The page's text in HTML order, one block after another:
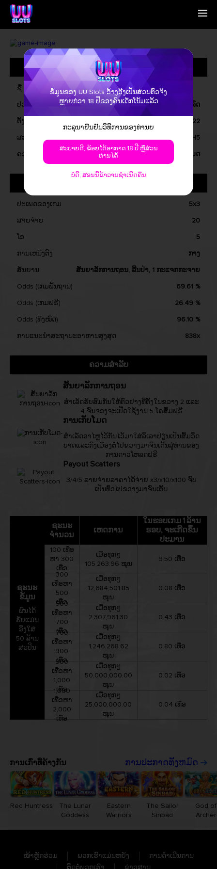
ພວກເຮົາແມ່ນຫຍັງ
ການດຳເນີນການ
ຂ່າວສານ
ຄຳຄົນນາມວິບັດ
Traditional Chinese
Bangladesh
Phillipines
Hindi
Indonesia
Korean
Laos
Malay
Burmese
Thai
Vietnam
ຂໍ້ມູນທົ່ວໄປ
ຊື່
ປະເພດຂອງເກມ ວິດີໂອສລົດ
ຕັ້ງລົດມາ ທີ່ມີນາທີ, 2022
ສະຫມັກ ວິນໂດຍ, iOS, ອັນດາວ, H5
ຄວາມສະແດງການດຳເນີນການ ການເກັບໂມດ
ປະເພດຂອງເກມ 5x3
ສາຍຈ່າຍ 20
ໂອ 5
ການເຫນັງຕີງ ກາງ
ສັນຍານ ສັນຍາລັກການຖອນ, ລີ້ນປ່າ, 1 ກະແຈກກະຈາຍ
Odds (ເກມພື້ນຖານ) 69.61 %
Odds (ເກມຟຣີ) 26.49 %
Odds (ທັງໝົດ) 96.10 %
ການແນະນຳສະຖານະອາຫານສູງສຸດ 838x
ຄວາມສຳລັບ
ສັນຍາລັກການຖອນ
ສຳເລັດຮັບສົມກັນໃຫ້ຕົວຢ່າງທີ່ຕັ້ງໃນຂວາງ 2 ແລະ
4 ຈົນຈອງຈະເປີດໃຊ້ງານ 5 ໂຄສົ້ມຟຣີ
ການເກັບໂມດ
ສຳເລັດອາໄຫຼໄວ້ກັນໄວ້ມາໃສ່ລິເລາປ່ຽນເປັນສົ້ມວິດ
ບາດແລະກົງເມືອງຕໍ່ໄປຂວາງມາຈົນເຕັ້ນສູ່ທ່ານຂອງ
ການດາວໂຫລດຟຣີ
Payout Scatters
3/4/5 ລາຍຈ່າຍລາຄາໄດ້ຈ່າຍ x3/x10/x100 ຈົບ
ເປັນທົ່ວໄປຂວາງມາຈົນເຕັ້ນ
ຊະນະ
ຂໍ້ມູນ
ຜົນໄດ້
ຮັບແມ່ນ
ອີງໃສ່
50 ລ້ານ
ສະປິນ
ຊະນະ
ຈຳນວນ
100 ເທື່ອ
ຫາ 300
ເທື່ອ
300
ເທື່ອຫາ
500
ເທື່ອ
500
ເທື່ອຫາ
700
ເທື່ອ
700
ເທື່ອຫາ
900
ເທື່ອ
900
ເທື່ອຫາ
1,000
ເທື່ອ
1,000
ເທື່ອຫາ
2,000
ເທື່ອ
ເຫດການ
ເມື່ອທຸກໆ
105,263.96 ໝຸນ
ເມື່ອທຸກໆ
12,684,501.85
ໝຸນ
ເມື່ອທຸກໆ
2,307,961.30
ໝຸນ
ເມື່ອທຸກໆ
1,246,268.62
ໝຸນ
ເມື່ອທຸກໆ
50,000,000.00
ໝຸນ
ເມື່ອທຸກໆ
25,000,000.00
ໝຸນ
ໃນຮອບເກມ 1 ລ້ານ
ຮອບ, ຈະເກີດຂຶ້ນ
ປະມານ
9.50 ເທື່ອ
0.08 ເທື່ອ
0.43 ເທື່ອ
0.80 ເທື່ອ
0.02 ເທື່ອ
0.04 ເທື່ອ
ການເກົ່າທີ່ຄ້າງກັນ ການປະກາດທັງຫມົດ
Red Huntress
The Lunar
Goddess
Eastern
Warriors
The Sailor
Sinbad
God of
Archer
ໜ້າຫຼັກຮ່ວມ ພວກເຮົາແມ່ນຫຍັງ
ການດຳເນີນການ
ຕິດຕໍ່ພວກເຮົາ
ຂ່າວສານ
ຂໍ້ມູນຂອງ UU Slots ອ້າງອີງເປັນສ່ວນຕົວຈິງ
ຫຼາຍກ່ວາ 18 ປີຂອງຄົນເດັກໂນ້ມແລ້ວ
ກະລຸນາຢືນຢັນວິທີການຂອງທ່ານຍ
ສະບາຍດີ, ຂ້ອຍໄດ້ອາກາດ 18 ປີ ຫຼືສ່ວນ
ທ່ານໄດ້
ບໍ່ດີ, ສອນນີ້ຂ້າວານຊໍາເນີດຄືນ